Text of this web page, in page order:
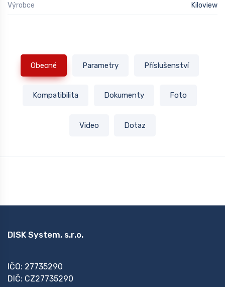
Výrobce Kiloview
Obecné Parametry Příslušenství
Kompatibilita Dokumenty Foto
Video Dotaz
DISK System, s.r.o.
IČO: 27735290
DIČ: CZ27735290